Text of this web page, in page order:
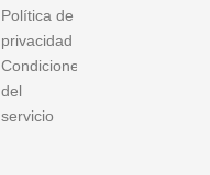
Política de
privacidad
Condiciones
del
servicio